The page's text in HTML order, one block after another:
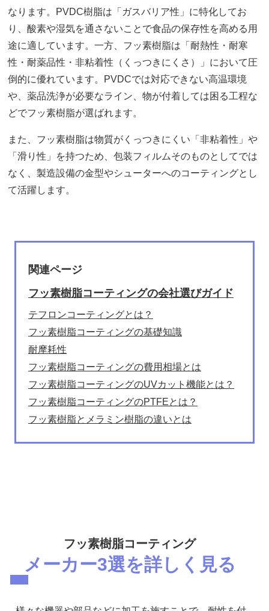
なります。PVDC樹脂は「ガスバリア性」に特化してお
り、酸素や湿気を通さないことで食品の保存性を高める用
途に適しています。一方、フッ素樹脂は「耐熱性・耐寒
性・耐薬品性・非粘着性（くっつきにくさ）」において圧
倒的に優れています。PVDCでは対応できない高温環境
や、薬品洗浄が必要なライン、物が付着しては困る工程な
どでフッ素樹脂が選ばれます。
また、フッ素樹脂は物質がくっつきにくい「非粘着性」や
「滑り性」を持つため、包装フィルムそのものとしてでは
なく、製造設備の金型やシューターへのコーティングとし
て活躍します。
関連ページ
フッ素樹脂コーティングの会社選びガイド
テフロンコーティングとは？
フッ素樹脂コーティングの基礎知識
耐摩耗性
フッ素樹脂コーティングの費用相場とは
フッ素樹脂コーティングのUVカット機能とは？
フッ素樹脂コーティングのPTFEとは？
フッ素樹脂とメラミン樹脂の違いとは
フッ素樹脂コーティング
メーカー3選を詳しく見る